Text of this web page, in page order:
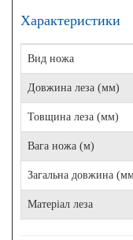
Характеристики
Вид ножа
Довжина леза (мм)
Товщина леза (мм)
Вага ножа (м)
Загальна довжина
Матеріал леза